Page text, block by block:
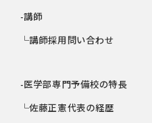
-講師
└講師採用問い合わせ
-医学部専門予備校の特長
└佐藤正憲代表の経歴